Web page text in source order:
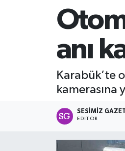
anı
Karabük’te
kamerasına
SESIMIZ
EDITÖR
Ekonomi
Magazin
Politika
Namaz Vakitleri
Trafik Durumu
Tüm Manşetler
Son Dakika Haberleri
Haber Arşivi